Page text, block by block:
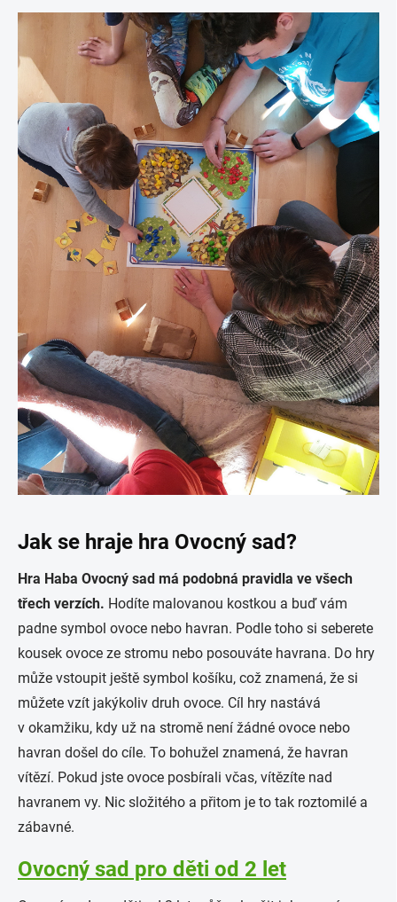
Jak se hraje hra Ovocný sad?
Hra Haba Ovocný sad má podobná pravidla ve všech
třech verzích. Hodíte malovanou kostkou a buď vám
padne symbol ovoce nebo havran. Podle toho si seberete
kousek ovoce ze stromu nebo posouváte havrana. Do hry
může vstoupit ještě symbol košíku, což znamená, že si
můžete vzít jakýkoliv druh ovoce. Cíl hry nastává
v okamžiku, kdy už na stromě není žádné ovoce nebo
havran došel do cíle. To bohužel znamená, že havran
vítězí. Pokud jste ovoce posbírali včas, vítězíte nad
havranem vy. Nic složitého a přitom je to tak roztomilé a
zábavné.
Ovocný sad pro děti od 2 let